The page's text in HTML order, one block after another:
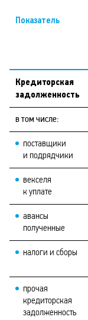
Показатель
Кредиторская
задолженность
в том числе:
поставщики
и подрядчики
векселя
к уплате
авансы
полученные
налоги и сборы
прочая
кредиторская
задолженность